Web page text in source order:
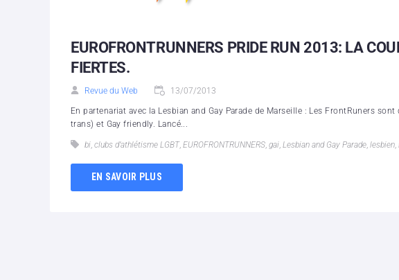
EUROFRONTRUNNERS PRIDE RUN 2013: LA
FIERTES.
Revue du Web 13/07/2013
En partenariat avec la Lesbian and Gay Parade de Marseille : Les FrontRuners
trans) et Gay friendly. Lancé...
bi, clubs d’athlétisme LGBT, EUROFRONTRUNNERS, gai, Lesbian and Gay Parade, lesbien,
EN SAVOIR PLUS